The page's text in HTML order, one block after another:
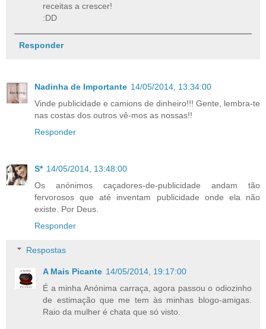
receitas a crescer!
:DD
Responder
Nadinha de Importante 14/05/2014, 13:34:00
Vinde publicidade e camions de dinheiro!!! Gente, lembra-te
nas costas dos outros vê-mos as nossas!!
Responder
S* 14/05/2014, 13:48:00
Os anónimos caçadores-de-publicidade andam tão
fervorosos que até inventam publicidade onde ela não
existe. Por Deus.
Responder
Respostas
A Mais Picante 14/05/2014, 19:17:00
É a minha Anónima carraça, agora passou o odiozinho
de estimação que me tem às minhas blogo-amigas.
Raio da mulher é chata que só visto.